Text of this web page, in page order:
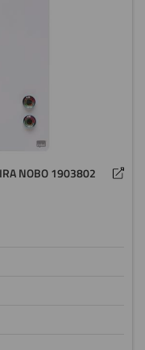
NOBO 1903802